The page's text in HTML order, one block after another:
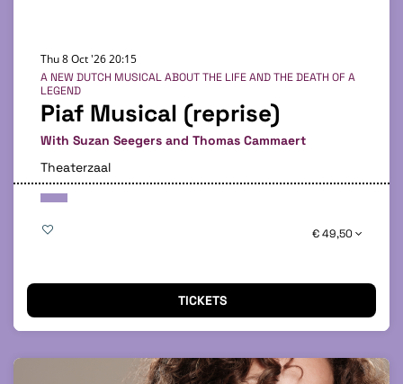
Piaf Musical (reprise)
With Suzan Seegers and Thomas Cammaert
A NEW DUTCH MUSICAL ABOUT THE LIFE AND THE DEATH OF A
LEGEND
Thu 8 Oct '2620:15
Theaterzaal
€ 49,50
TICKETS